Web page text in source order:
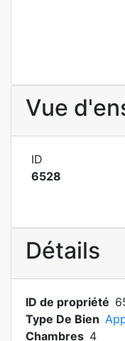
Vue
ID
6528
Détails
ID de propriété
Type De Bien
Chambres 4